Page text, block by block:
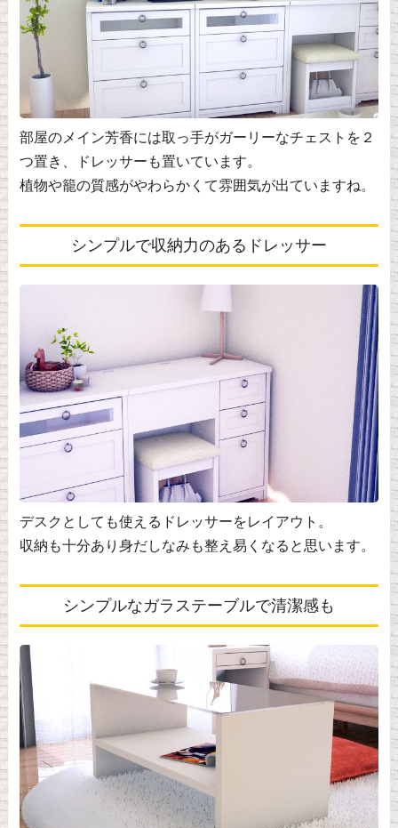
部屋のメイン芳香には取っ手がガーリーなチェストを２
つ置き、ドレッサーも置いています。
植物や籠の質感がやわらかくて雰囲気が出ていますね。
シンプルで収納力のあるドレッサー
デスクとしても使えるドレッサーをレイアウト。
収納も十分あり身だしなみも整え易くなると思います。
シンプルなガラステーブルで清潔感も